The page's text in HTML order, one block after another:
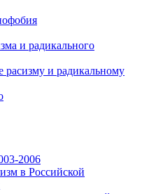
и радикального
расизму и радикальному
2006
в Российской